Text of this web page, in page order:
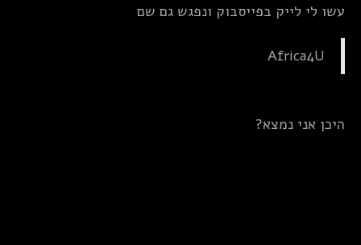
עשו לי לייק בפייסבוק ונפגש גם שם
Africa4U
היכן אני נמצא?